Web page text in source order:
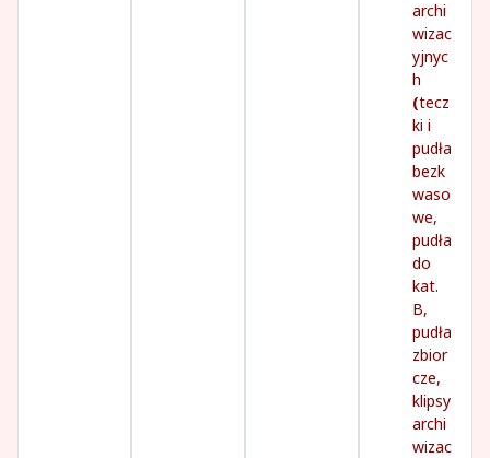
archi
wizac
yjnyc
h
(tecz
ki i
pudła
bezk
waso
we,
pudła
do
kat.
B,
pudła
zbior
cze,
klipsy
archi
wizac